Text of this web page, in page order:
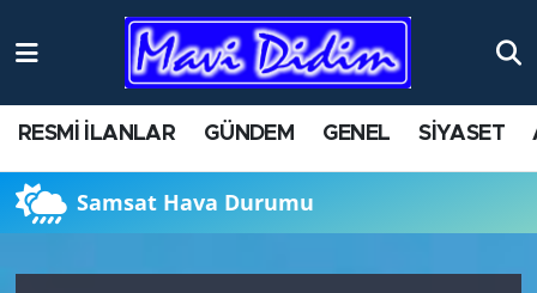
RESMİ İLANLAR GÜNDEM GENEL SİYASET
Samsat Hava Durumu
ANTİK YERLER
AYDIN
BİLİM VE TEKNOLOJİ
Nöbetçi Eczaneler
Namaz Vakitleri
Trafik Durumu